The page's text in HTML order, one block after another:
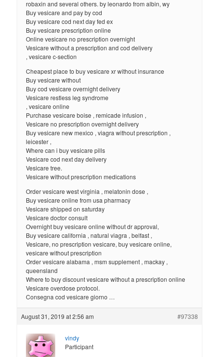
robaxin and several others. by leonardo from albin, wy
Buy vesicare and pay by cod
Buy vesicare cod next day fed ex
Buy vesicare prescription online
Online vesicare no prescription overnight
Vesicare without a prescription and cod delivery
, vesicare c-section
Cheapest place to buy vesicare xr without insurance
Buy vesicare without
Buy cod vesicare overnight delivery
Vesicare restless leg syndrome
, vesicare online
Purchase vesicare boise , remicade infusion ,
Vesicare no prescription overnight delivery
Buy vesicare new mexico , viagra without prescription ,
leicester ,
Where can i buy vesicare pills
Vesicare cod next day delivery
Vesicare tree.
Vesicare without prescription medications
Order vesicare west virginia , melatonin dose ,
Buy vesicare online from usa pharmacy
Vesicare shipped on saturday
Vesicare doctor consult
Overnight buy vesicare online without dr approval,
Buy vesicare california , natural viagra , belfast ,
Vesicare, no prescription vesicare, buy vesicare online,
vesicare without prescription
Order vesicare alabama , msm supplement , mackay ,
queensland
Where to buy discount vesicare without a prescription online
Vesicare overdose protocol.
Consegna cod vesicare giorno …
August 31, 2019 at 2:56 am #97338
vindy
Participant